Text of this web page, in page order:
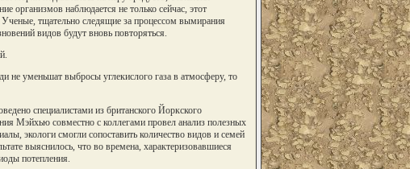
организмов наблюдается не только сейчас, этот
тщательно следящие за процессом вымирания
видов будут вновь повторяться.
не уменьшат выбросы углекислого газа в атмосферу, то
специалистами из британского Йоркского
Мэйхью совместно с коллегами провел анализ полезных
экологи смогли сопоставить количество видов и семей
выяснилось, что во времена, характеризовавшиеся
потепления.